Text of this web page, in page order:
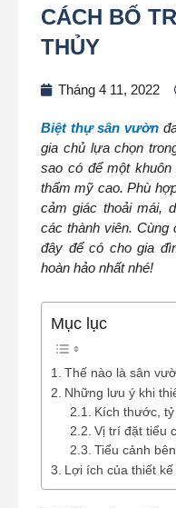
CÁCH BỐ
THỦY
Tháng 4 11, 2022
Biệt thự sân vườn
gia chủ lựa chọn
sao có để một khuôn
thẩm mỹ cao. Phù
cảm giác thoải mái,
các thành viên. Cùng
đây để có cho gia
hoàn hảo nhất nhé!
Mục lục
Thế nào là sân
Những lưu ý khi
Kích thước, tỷ
Vị trí đặt tiểu
Tiểu cảnh
Lợi ích của thiết